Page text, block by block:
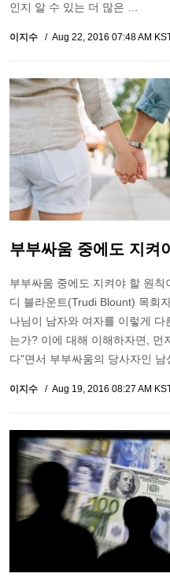
인지 알 수 있는 더 많은 …
이지수 Aug 22, 2016 07:48 AM
부부싸움 중에도 지켜
부부싸움 중에도 지켜야 할 원
디 블라운트(Trudi Blount) 목회
나님이 남자와 여자를 이렇게
는가? 이에 대해 이해하자면, 먼
다"면서 부부싸움의 당사자인
이지수 Aug 19, 2016 08:27 AM